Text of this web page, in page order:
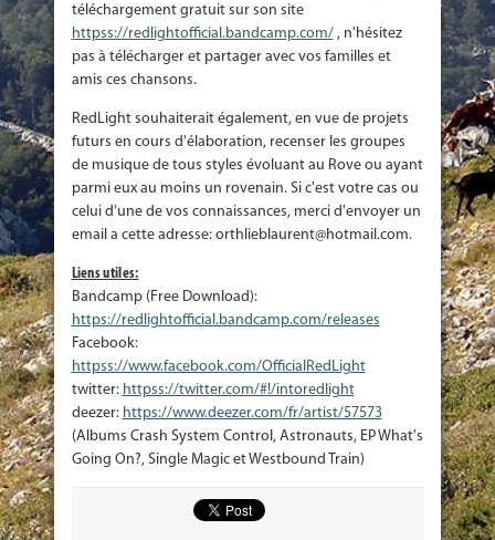
téléchargement gratuit sur son site
httpss://redlightofficial.bandcamp.com/, n'hésitez
pas à télécharger et partager avec vos familles et
amis ces chansons.
RedLight souhaiterait également, en vue de projets
futurs en cours d'élaboration, recenser les groupes
de musique de tous styles évoluant au Rove ou ayant
parmi eux au moins un rovenain. Si c'est votre cas ou
celui d'une de vos connaissances, merci d'envoyer un
email a cette adresse: orthlieblaurent@hotmail.com.
Liens utiles:
Bandcamp (Free Download):
https://redlightofficial.bandcamp.com/releases
Facebook:
httpss://www.facebook.com/OfficialRedLight
twitter: httpss://twitter.com/#!/intoredlight
deezer: https://www.deezer.com/fr/artist/57573
(Albums Crash System Control, Astronauts, EP What's
Going On?, Single Magic et Westbound Train)